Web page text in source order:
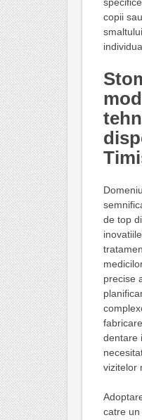
copii
de top
precise
dentare
vizitelor
catre